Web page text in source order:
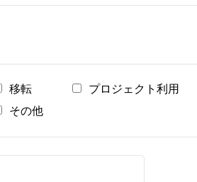
移転 プロジェクト利用
その他